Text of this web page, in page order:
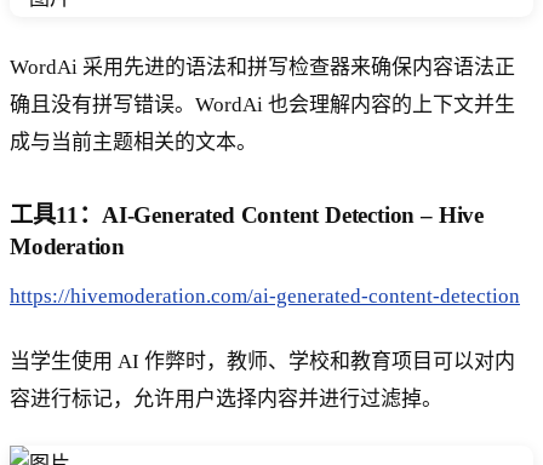
WordAi 采用先进的语法和拼写检查器来确保内容语法正
确且没有拼写错误。WordAi 也会理解内容的上下文并生
成与当前主题相关的文本。
工具11：AI-Generated Content Detection – Hive
Moderation
https://hivemoderation.com/ai-generated-content-detection
当学生使用 AI 作弊时，教师、学校和教育项目可以对内
容进行标记，允许用户选择内容并进行过滤掉。